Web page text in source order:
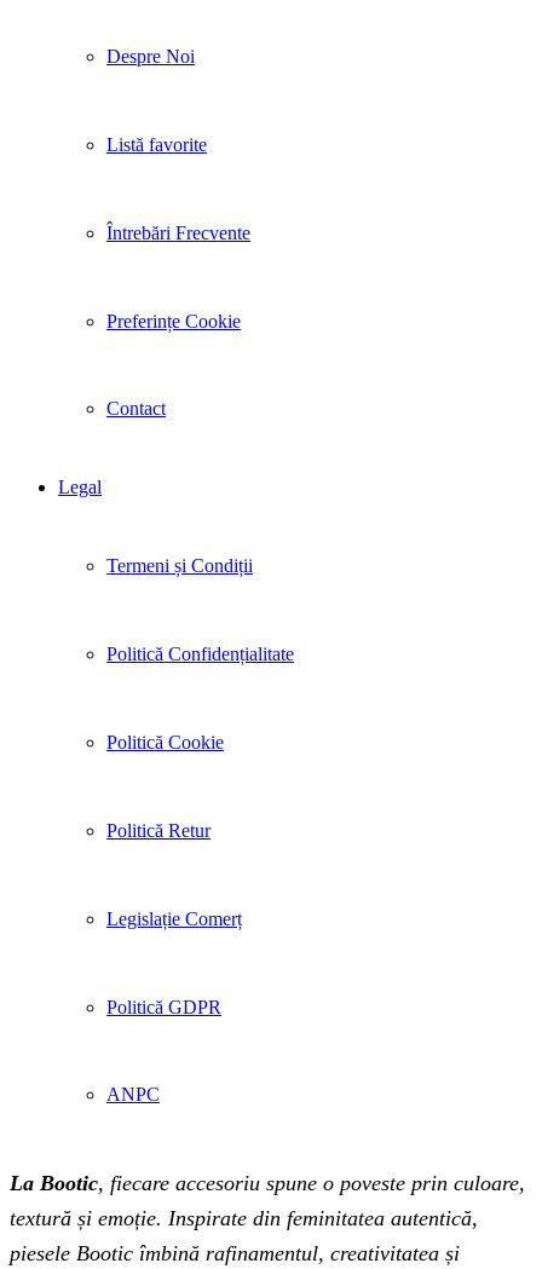
Despre Noi
Listă favorite
Întrebări Frecvente
Preferințe Cookie
Contact
Legal
Termeni și Condiții
Politică Confidențialitate
Politică Cookie
Politică Retur
Legislație Comerț
Politică GDPR
ANPC
La Bootic, fiecare accesoriu spune o poveste prin culoare,
textură și emoție. Inspirate din feminitatea autentică,
piesele Bootic îmbină rafinamentul, creativitatea și